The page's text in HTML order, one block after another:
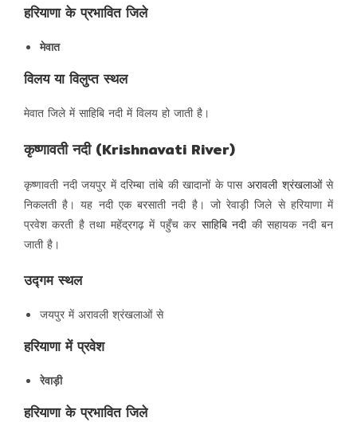
हरियाणा के प्रभावित जिले
मेवात
विलय या विलुप्त स्थल
मेवात जिले में साहिबि नदी में विलय हो जाती है।
कृष्णावती नदी (Krishnavati River)
कृष्णावती नदी जयपुर में दरिम्बा तांबे की खादानों के पास अरावली श्रंखलाओंसे
निकलती है। यह नदी एक बरसाती नदी है। जो रेवाड़ी जिले से हरियाणा में
प्रवेश करती है तथा महेंद्रगढ़ में पहुँच कर साहिबि नदीकी सहायक नदी बन
जाती है।
उद्गम स्थल
जयपुर में अरावली श्रंखलाओं से
हरियाणा में प्रवेश
रेवाड़ी
हरियाणा के प्रभावित जिले